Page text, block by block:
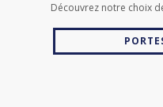
Découvrez notre choix